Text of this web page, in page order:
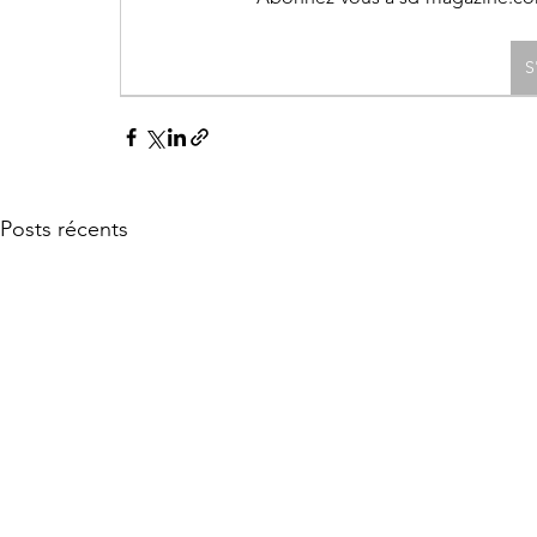
Posts récents